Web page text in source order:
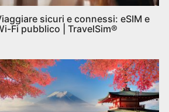
sicuri e connessi: eSIM e
Fi pubblico | TravelSim®